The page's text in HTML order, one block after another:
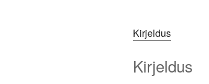
Kirjeldus
Kirjeldus